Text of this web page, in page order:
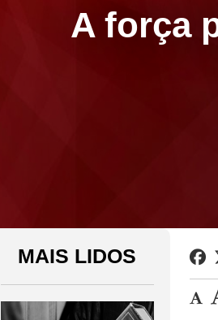
A força
MAIS LIDOS